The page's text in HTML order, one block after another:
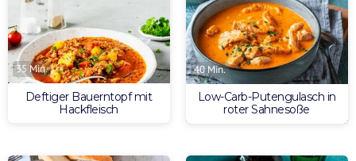
35 Min.
Deftiger Bauerntopf mit
Hackfleisch
40 Min.
Low-Carb-Putengulasch in
roter Sahnesoße